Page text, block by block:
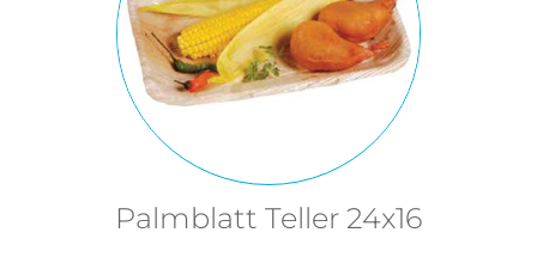
Palmblatt Teller 24x16